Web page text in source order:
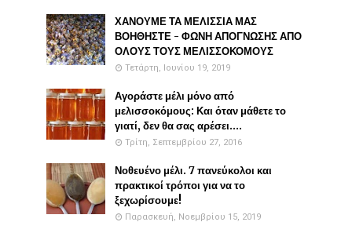
ΧΑΝΟΥΜΕ ΤΑ ΜΕΛΙΣΣΙΑ ΜΑΣ
ΒΟΗΘΗΣΤΕ - ΦΩΝΗ ΑΠΟΓΝΩΣΗΣ ΑΠΟ
ΟΛΟΥΣ ΤΟΥΣ ΜΕΛΙΣΣΟΚΟΜΟΥΣ
Τετάρτη, Ιουνίου 19, 2019
Αγοράστε μέλι μόνο από
μελισσοκόμους: Και όταν μάθετε το
γιατί, δεν θα σας αρέσει....
Τρίτη, Σεπτεμβρίου 27, 2016
Νοθευένο μέλι. 7 πανεύκολοι και
πρακτικοί τρόποι για να το
ξεχωρίσουμε!
Παρασκευή, Νοεμβρίου 15, 2019